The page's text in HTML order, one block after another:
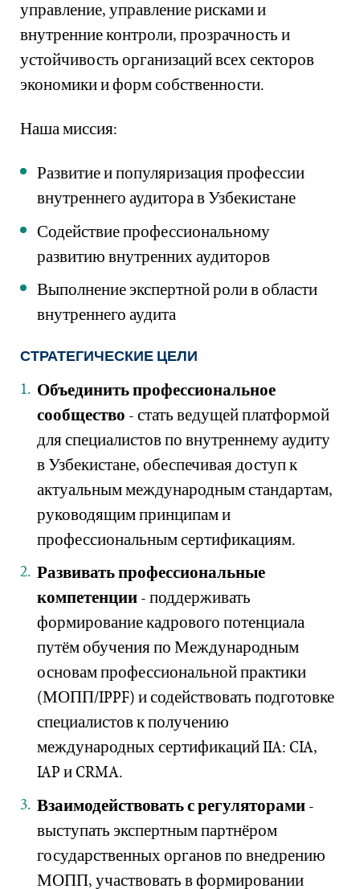
управление, управление рисками и
внутренние контроли, прозрачность и
устойчивость организаций всех секторов
экономики и форм собственности.
Наша миссия:
Развитие и популяризация профессии
внутреннего аудитора в Узбекистане
Содействие профессиональному
развитию внутренних аудиторов
Выполнение экспертной роли в области
внутреннего аудита
СТРАТЕГИЧЕСКИЕ ЦЕЛИ
Объединить профессиональное
сообщество - стать ведущей платформой
для специалистов по внутреннему аудиту
в Узбекистане, обеспечивая доступ к
актуальным международным стандартам,
руководящим принципам и
профессиональным сертификациям.
Развивать профессиональные
компетенции- поддерживать
формирование кадрового потенциала
путём обучения по Международным
основам профессиональной практики
(МОПП/IPPF) и содействовать подготовке
специалистов к получению
международных сертификаций IIA: CIA,
IAP и CRMA.
Взаимодействовать с регуляторами-
выступать экспертным партнёром
государственных органов по внедрению
МОПП, участвовать в формировании